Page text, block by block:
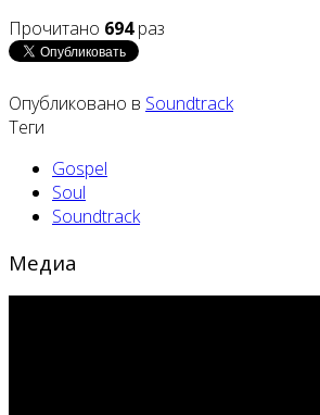
Прочитано 694раз
Опубликовано в Soundtrack
Теги
Gospel
Soul
Soundtrack
Медиа